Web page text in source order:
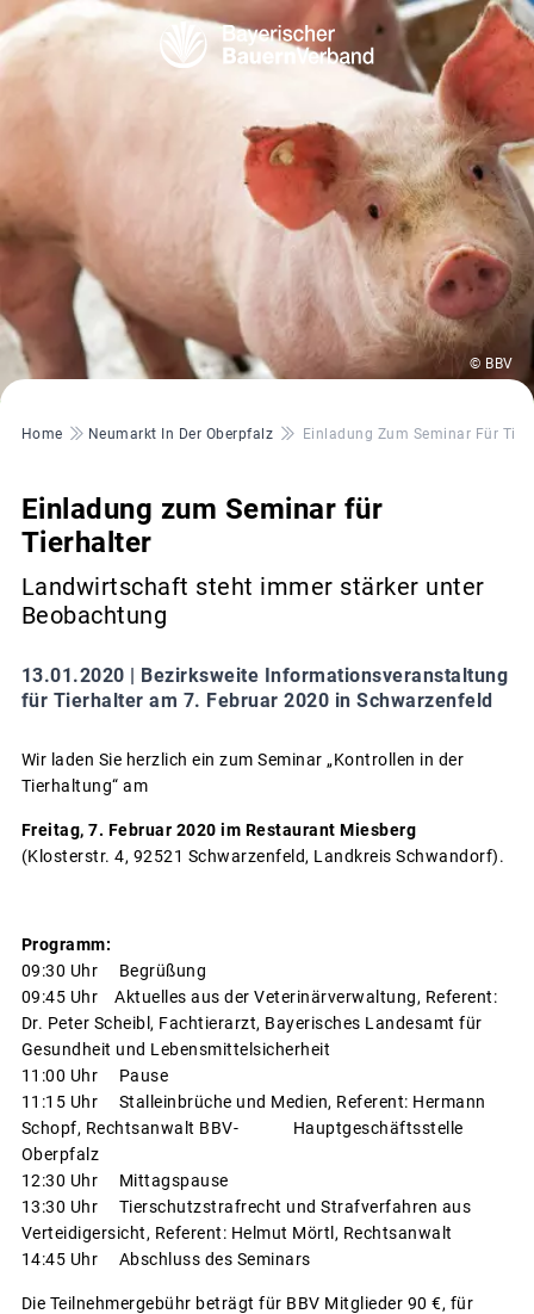
© BBV
Pfadnavigation
Home Neumarkt In Der Oberpfalz Einladung Zum Seminar Für
Einladung zum Seminar für
Tierhalter
Landwirtschaft steht immer stärker unter
Beobachtung
13.01.2020 | Bezirksweite Informationsveranstaltung
für Tierhalter am 7. Februar 2020 in Schwarzenfeld
Wir laden Sie herzlich ein zum Seminar „Kontrollen in der
Tierhaltung“ am
Freitag, 7. Februar 2020 im Restaurant Miesberg
(Klosterstr. 4, 92521 Schwarzenfeld, Landkreis Schwandorf).
Programm:
09:30 Uhr Begrüßung
09:45 Uhr Aktuelles aus der Veterinärverwaltung, Referent:
Dr. Peter Scheibl, Fachtierarzt, Bayerisches Landesamt für
Gesundheit und Lebensmittelsicherheit
11:00 Uhr Pause
11:15 Uhr Stalleinbrüche und Medien, Referent: Hermann
Schopf, Rechtsanwalt BBV- Hauptgeschäftsstelle
Oberpfalz
12:30 Uhr Mittagspause
13:30 Uhr Tierschutzstrafrecht und Strafverfahren aus
Verteidigersicht, Referent: Helmut Mörtl, Rechtsanwalt
14:45 Uhr Abschluss des Seminars
Die Teilnehmergebühr beträgt für BBV Mitglieder 90 €, für